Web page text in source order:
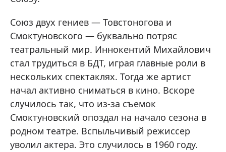
Союз двух гениев — Товстоногова и
Смоктуновского — буквально потряс
театральный мир. Иннокентий Михайлович
стал трудиться в БДТ, играя главные роли в
нескольких спектаклях. Тогда же артист
начал активно сниматься в кино. Вскоре
случилось так, что из-за съемок
Смоктуновский опоздал на начало сезона в
родном театре. Вспыльчивый режиссер
уволил актера. Это случилось в 1960 году.